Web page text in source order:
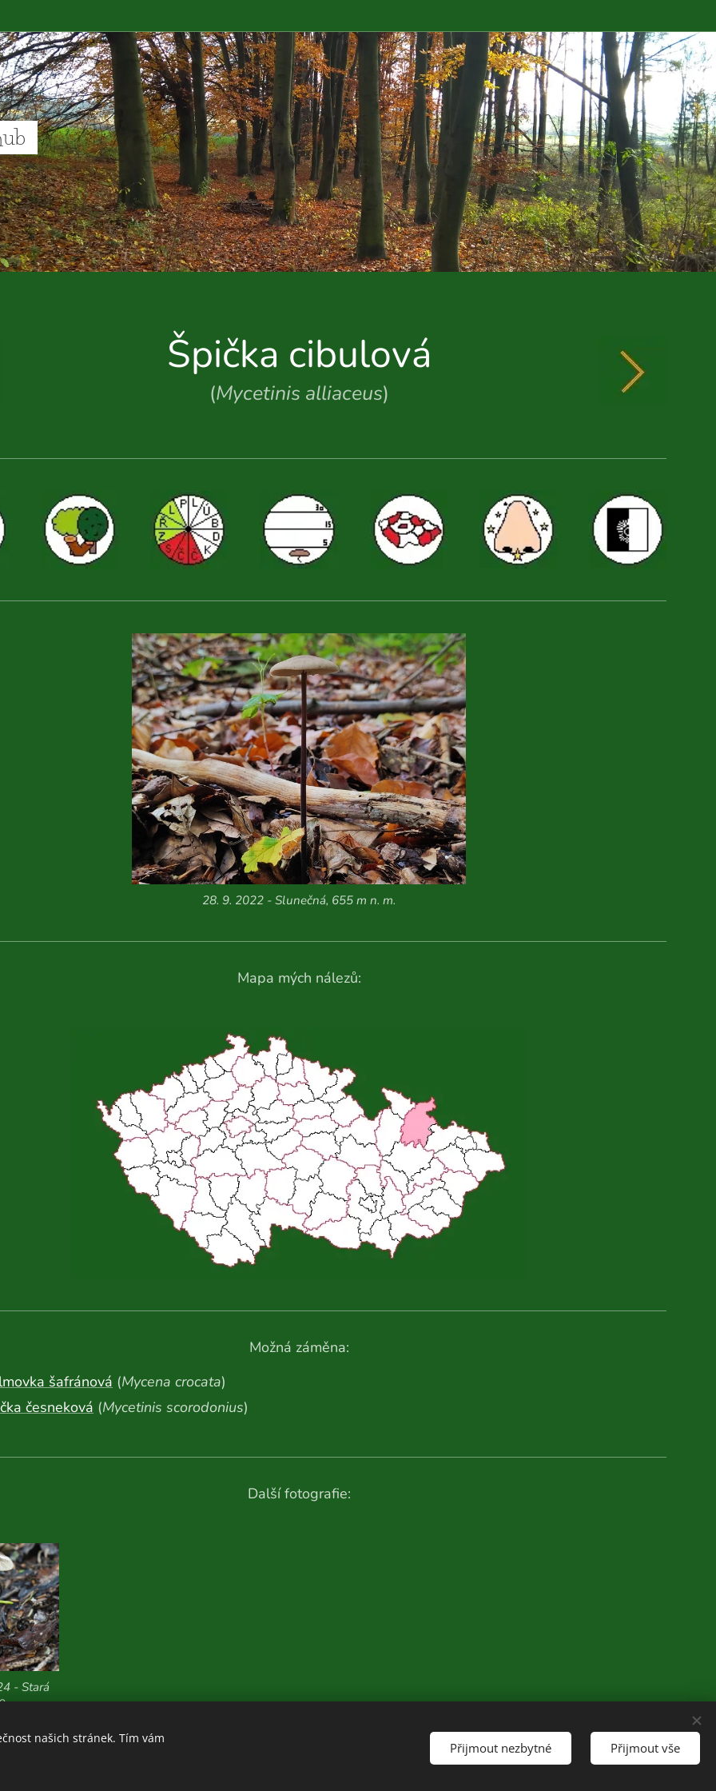
Špička cibulová
(Mycetinis alliaceus)
28. 9. 2022 - Slunečná, 655 m n. m.
Mapa mých nálezů:
Možná záměna:
šafránová (Mycena crocata)
česneková (Mycetinis scorodonius)
Další fotografie:
- Stará
m n. m.
našich stránek. Tím vám
Přijmout nezbytné Přijmout vše